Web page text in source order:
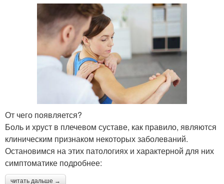
От чего появляется?
Боль и хруст в плечевом суставе, как правило, являются
клиническим признаком некоторых заболеваний.
Остановимся на этих патологиях и характерной для них
симптоматике подробнее:
читать дальше →